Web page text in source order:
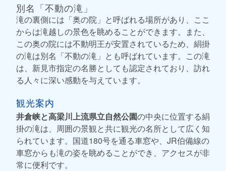
別名「不動の滝」
滝の裏側には「奥の院」と呼ばれる場所があり、ここ
からは滝越しの景色を眺めることができます。また、
この奥の院には不動明王が安置されているため、絹掛
の滝は別名「不動の滝」とも呼ばれています。この滝
は、新見市指定の名勝としても認定されており、訪れ
る人々に深い感動を与えています。
観光案内
井倉峡と高梁川上流県立自然公園の中央に位置する絹
掛の滝は、周囲の景観と共に観光の名所として広く知
られています。国道180号を通る車窓や、JR伯備線の
車窓からも滝の姿を眺めることができ、アクセスが非
常に便利です。